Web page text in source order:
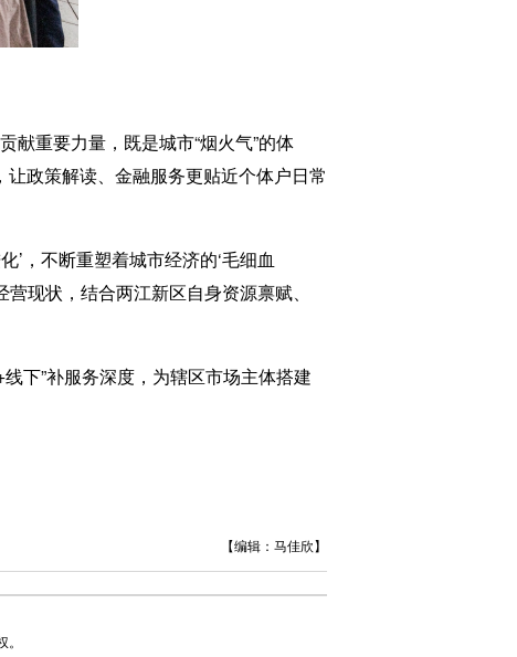
重要力量，既是城市“烟火气”的体
让政策解读、金融服务更贴近个体户日常
，不断重塑着城市经济的‘毛细血
现状，结合两江新区自身资源禀赋、
下”补服务深度，为辖区市场主体搭建
【编辑：马佳欣】